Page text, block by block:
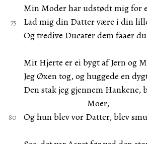
Min Moder har udstødt mig for
Lad mig din Datter være i din
Og tredive Ducater dem faaer
Mit Hjerte er ei bygt af Jern og
Jeg Øxen tog, og huggede en
Den stak jeg gjennem Hankene,
Moer,
Og hun blev vor Datter, blev